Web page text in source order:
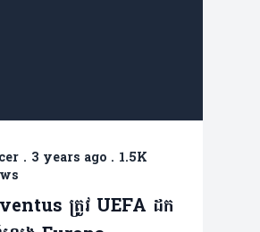
. 3 years ago . 1.5K
ត្រូវ UEFA ដក